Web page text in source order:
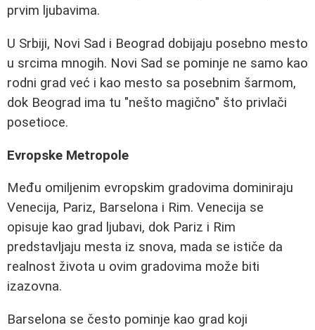
prvim ljubavima.
U Srbiji, Novi Sad i Beograd dobijaju posebno mesto
u srcima mnogih. Novi Sad se pominje ne samo kao
rodni grad već i kao mesto sa posebnim šarmom,
dok Beograd ima tu "nešto magično" što privlači
posetioce.
Evropske Metropole
Među omiljenim evropskim gradovima dominiraju
Venecija, Pariz, Barselona i Rim. Venecija se
opisuje kao grad ljubavi, dok Pariz i Rim
predstavljaju mesta iz snova, mada se ističe da
realnost života u ovim gradovima može biti
izazovna.
Barselona se često pominje kao grad koji